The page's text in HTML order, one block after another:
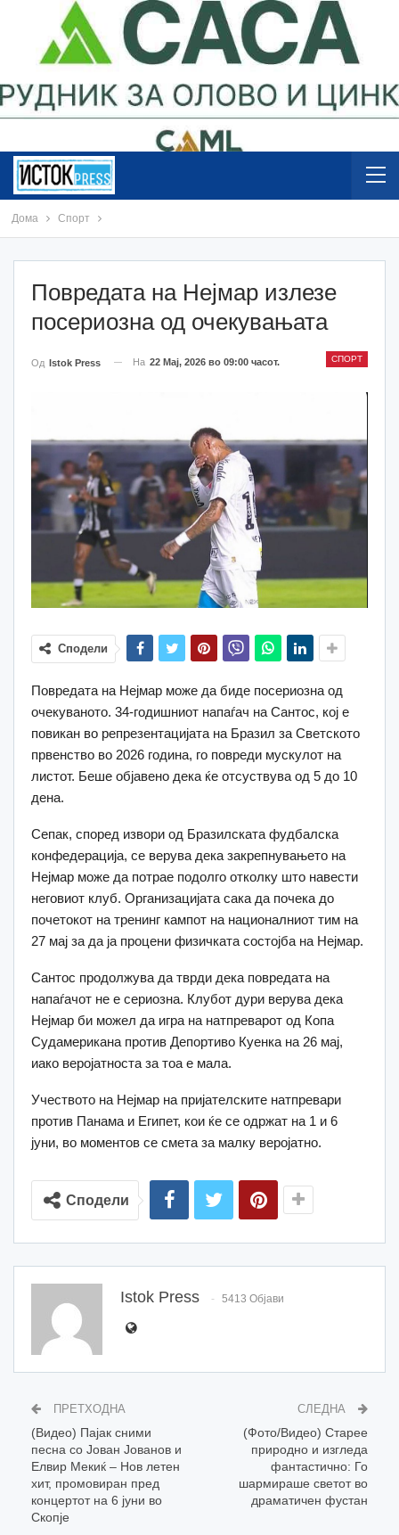
Дома Спорт
Повредата на Нејмар излезе
посериозна од очекувањата
СПОРТ
Од Istok Press На 22 Мај, 2026 во 09:00 часот.
Сподели
Повредата на Нејмар може да биде посериозна од
очекуваното. 34-годишниот напаѓач на Сантос, кој е
повикан во репрезентацијата на Бразил за Светското
првенство во 2026 година, го повреди мускулот на
листот. Беше објавено дека ќе отсуствува од 5 до 10
дена.
Сепак, според извори од Бразилската фудбалска
конфедерација, се верува дека закрепнувањето на
Нејмар може да потрае подолго отколку што навести
неговиот клуб. Организацијата сака да почека до
почетокот на тренинг кампот на националниот тим на
27 мај за да ја процени физичката состојба на Нејмар.
Сантос продолжува да тврди дека повредата на
напаѓачот не е сериозна. Клубот дури верува дека
Нејмар би можел да игра на натпреварот од Копа
Судамерикана против Депортиво Куенка на 26 мај,
иако веројатноста за тоа е мала.
Учеството на Нејмар на пријателските натпревари
против Панама и Египет, кои ќе се одржат на 1 и 6
јуни, во моментов се смета за малку веројатно.
Сподели
Istok Press 5413 Објави
ПРЕТХОДНА
(Видео) Пајак сними
песна со Јован Јованов и
Елвир Мекиќ – Нов летен
хит, промовиран пред
концертот на 6 јуни во
Скопје
СЛЕДНА
(Фото/Видео) Старее
природно и изгледа
фантастично: Го
шармираше светот во
драматичен фустан